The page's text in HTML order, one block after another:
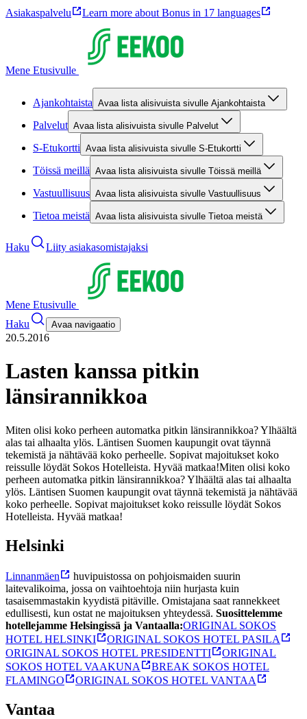
Asiakaspalvelu Learn more about Bonus in 17 languages
Mene Etusivulle
Ajankohtaista Avaa lista alisivuista sivulle Ajankohtaista
Palvelut Avaa lista alisivuista sivulle Palvelut
S-Etukortti Avaa lista alisivuista sivulle S-Etukortti
Töissä meillä Avaa lista alisivuista sivulle Töissä meillä
Vastuullisuus Avaa lista alisivuista sivulle Vastuullisuus
Tietoa meistä Avaa lista alisivuista sivulle Tietoa meistä
Haku Liity asiakasomistajaksi
Mene Etusivulle
Haku
Avaa navigaatio
20.5.2016
Lasten kanssa pitkin
länsirannikkoa
Miten olisi koko perheen automatka pitkin länsirannikkoa? Ylhäältä
alas tai alhaalta ylös. Läntisen Suomen kaupungit ovat täynnä
tekemistä ja nähtävää koko perheelle. Sopivat majoitukset koko
reissulle löydät Sokos Hotelleista. Hyvää matkaa!Miten olisi koko
perheen automatka pitkin länsirannikkoa? Ylhäältä alas tai alhaalta
ylös. Läntisen Suomen kaupungit ovat täynnä tekemistä ja nähtävää
koko perheelle. Sopivat majoitukset koko reissulle löydät Sokos
Hotelleista. Hyvää matkaa!
Helsinki
Linnanmäen
huvipuistossa on pohjoismaiden suurin
laitevalikoima, jossa on vaihtoehtoja niin hurjasta kuin
tasaisemmastakin kyydistä pitäville. Omistajana saat rannekkeet
edullisesti, kun ostat ne majoituksen yhteydessä. Suosittelemme
hotellejamme Helsingissä ja Vantaalla:ORIGINAL SOKOS
HOTEL HELSINKI
ORIGINAL SOKOS HOTEL PASILA
ORIGINAL SOKOS HOTEL PRESIDENTTI
ORIGINAL
SOKOS HOTEL VAAKUNA
BREAK SOKOS HOTEL
FLAMINGO
ORIGINAL SOKOS HOTEL VANTAA
Vantaa